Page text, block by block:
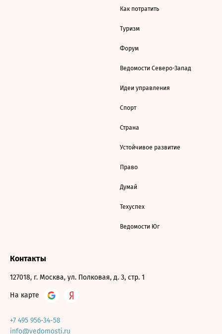
Как потратить
Туризм
Форум
Ведомости Северо-Запад
Идеи управления
Спорт
Страна
Устойчивое развитие
Право
Думай
Техуспех
Ведомости Юг
Контакты
127018, г. Москва, ул. Полковая, д. 3, стр. 1
На карте
+7 495 956-34-58
info@vedomosti.ru